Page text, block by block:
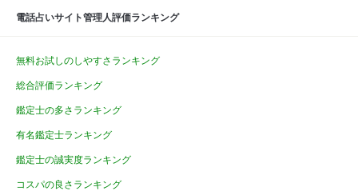
電話占いサイト管理人評価ランキング
無料お試しのしやすさランキング
総合評価ランキング
鑑定士の多さランキング
有名鑑定士ランキング
鑑定士の誠実度ランキング
コスパの良さランキング